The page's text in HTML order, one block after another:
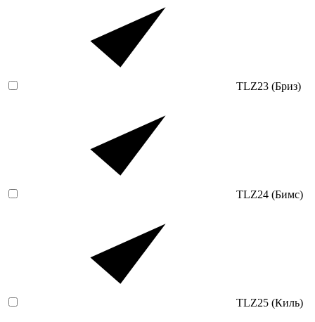
TLZ23 (Бриз)
TLZ24 (Бимс)
TLZ25 (Киль)